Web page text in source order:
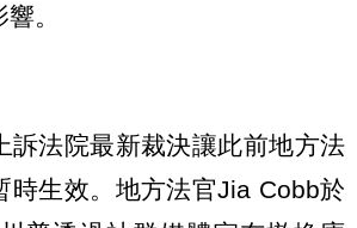
。
訴法院最新裁決讓此前地方法
時生效。地方法官Jia Cobb於